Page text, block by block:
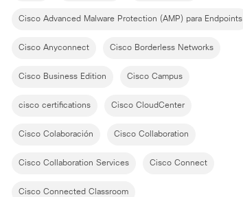
Cisco Advanced Malware Protection (AMP) para Endpoints
Cisco Anyconnect Cisco Borderless Networks
Cisco Business Edition Cisco Campus
cisco certifications Cisco CloudCenter
Cisco Colaboración Cisco Collaboration
Cisco Collaboration Services Cisco Connect
Cisco Connected Classroom